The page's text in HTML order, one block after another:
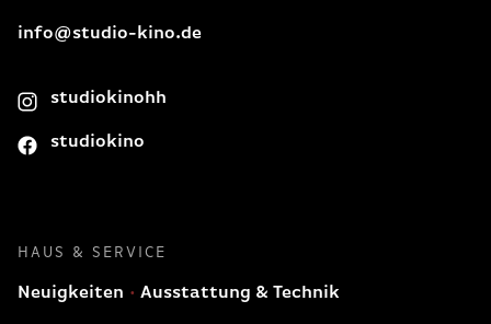
info@studio-kino.de
studiokinohh
studiokino
HAUS & SERVICE
Neuigkeiten Ausstattung & Technik